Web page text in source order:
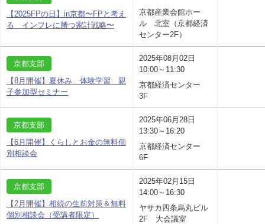
【2025FPの日】in京都〜FPと考え
る インフレに勝つ家計戦略〜
京都産業会館ホー
ル 北室（京都経済
センター2F）
京都支部
【8月開催】夏休み 体験学習 親
子参加型セミナー
2025年08月02日
10:00～11:30
京都経済センター
3F
京都支部
【6月開催】くらしとお金の無料個
別相談会
2025年06月28日
13:30～16:20
京都経済センター
6F
京都支部
【2月開催】相続の生前対策＆無料
個別相談会（受講者限定）
2025年02月15日
14:00～16:30
ヤサカ四条烏丸ビル
2F 大会議室